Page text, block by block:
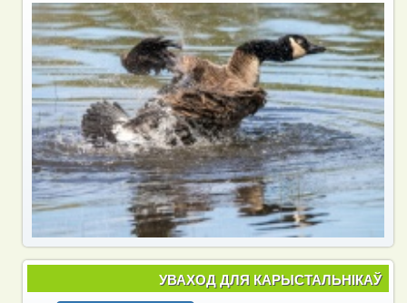
УВАХОД ДЛЯ КАРЫСТАЛЬНІКАЎ